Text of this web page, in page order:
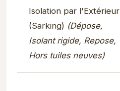
Isolation par l'Extérieur
(Sarking) (Dépose,
Isolant rigide, Repose,
Hors tuiles neuves)